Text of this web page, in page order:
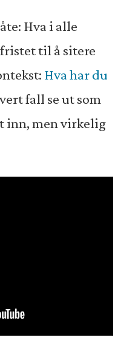
Hva i alle
fristet til å sitere
Hva har du
fall se ut som
inn, men virkelig